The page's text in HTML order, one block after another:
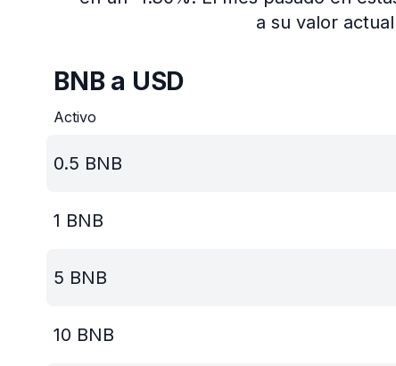
a su valor
BNB a USD
Activo
0.5 BNB
1 BNB
5 BNB
10 BNB